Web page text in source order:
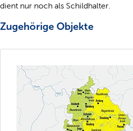
dient nur noch als Schildhalter.
Zugehörige Objekte